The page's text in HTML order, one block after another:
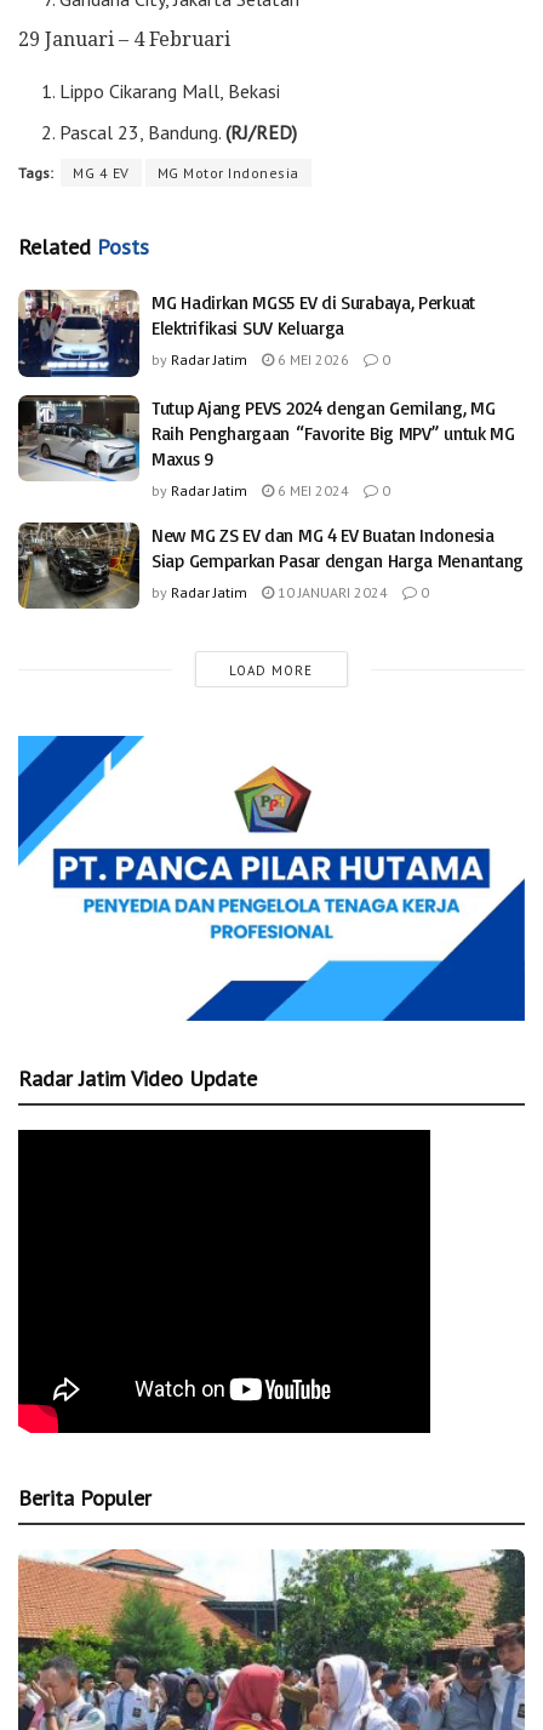
29 Januari – 4 Februari
Lippo Cikarang Mall, Bekasi
Pascal 23, Bandung.(RJ/RED)
Tags: MG 4 EV MG Motor Indonesia
Related Posts
MG Hadirkan MGS5 EV di Surabaya, Perkuat
Elektrifikasi SUV Keluarga
by Radar Jatim 6 MEI 2026 0
Tutup Ajang PEVS 2024 dengan Gemilang, MG
Raih Penghargaan “Favorite Big MPV” untuk MG
Maxus 9
by Radar Jatim 6 MEI 2024 0
New MG ZS EV dan MG 4 EV Buatan Indonesia
Siap Gemparkan Pasar dengan Harga Menantang
by Radar Jatim 10 JANUARI 2024 0
LOAD MORE
Radar Jatim Video Update
Berita Populer